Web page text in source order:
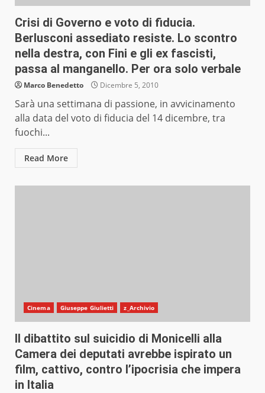
Crisi di Governo e voto di fiducia.
Berlusconi assediato resiste. Lo scontro
nella destra, con Fini e gli ex fascisti,
passa al manganello. Per ora solo verbale
Marco Benedetto Dicembre 5, 2010
Sarà una settimana di passione, in avvicinamento
alla data del voto di fiducia del 14 dicembre, tra
fuochi...
Read More
Cinema Giuseppe Giulietti z_Archivio
Il dibattito sul suicidio di Monicelli alla
Camera dei deputati avrebbe ispirato un
film, cattivo, contro l’ipocrisia che impera
in Italia